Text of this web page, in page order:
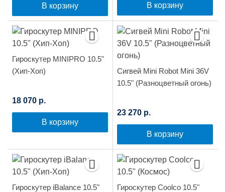
В корзину В корзину
Гироскутер MINIPRO 10.5"
(Хип-Хоп)
18 070 р.
В корзину
Сигвей Mini Robot Mini 36V
10.5" (Разноцветный огонь)
23 270 р.
В корзину
Гироскутер iBalance 10.5" Гироскутер Coolco 10.5"